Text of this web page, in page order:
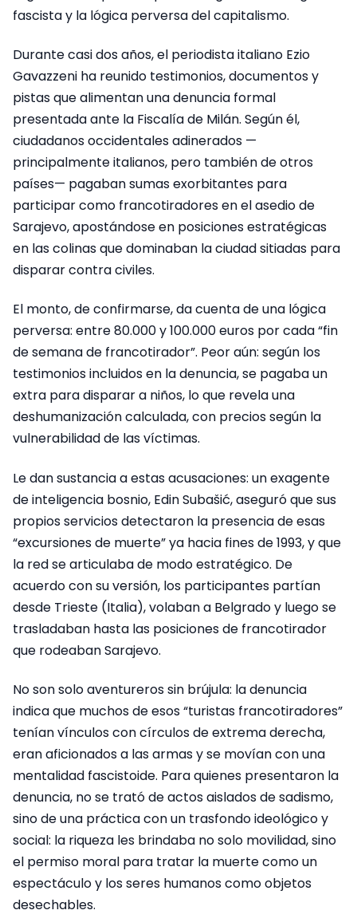
fascista y la lógica perversa del capitalismo.
Durante casi dos años, el periodista italiano Ezio
Gavazzeni ha reunido testimonios, documentos y
pistas que alimentan una denuncia formal
presentada ante la Fiscalía de Milán. Según él,
ciudadanos occidentales adinerados —
principalmente italianos, pero también de otros
países— pagaban sumas exorbitantes para
participar como francotiradores en el asedio de
Sarajevo, apostándose en posiciones estratégicas
en las colinas que dominaban la ciudad sitiadas para
disparar contra civiles.
El monto, de confirmarse, da cuenta de una lógica
perversa: entre 80.000 y 100.000 euros por cada “fin
de semana de francotirador”. Peor aún: según los
testimonios incluidos en la denuncia, se pagaba un
extra para disparar a niños, lo que revela una
deshumanización calculada, con precios según la
vulnerabilidad de las víctimas.
Le dan sustancia a estas acusaciones: un exagente
de inteligencia bosnio, Edin Subašić, aseguró que sus
propios servicios detectaron la presencia de esas
“excursiones de muerte” ya hacia fines de 1993, y que
la red se articulaba de modo estratégico. De
acuerdo con su versión, los participantes partían
desde Trieste (Italia), volaban a Belgrado y luego se
trasladaban hasta las posiciones de francotirador
que rodeaban Sarajevo.
No son solo aventureros sin brújula: la denuncia
indica que muchos de esos “turistas francotiradores”
tenían vínculos con círculos de extrema derecha,
eran aficionados a las armas y se movían con una
mentalidad fascistoide. Para quienes presentaron la
denuncia, no se trató de actos aislados de sadismo,
sino de una práctica con un trasfondo ideológico y
social: la riqueza les brindaba no solo movilidad, sino
el permiso moral para tratar la muerte como un
espectáculo y los seres humanos como objetos
desechables.